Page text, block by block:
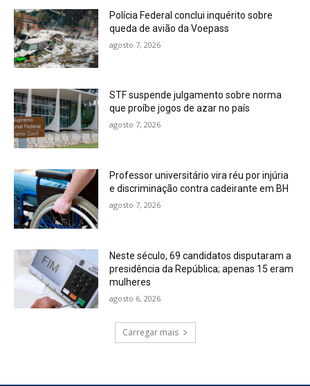
Polícia Federal conclui inquérito sobre
queda de avião da Voepass
agosto 7, 2026
STF suspende julgamento sobre norma
que proíbe jogos de azar no país
agosto 7, 2026
Professor universitário vira réu por injúria
e discriminação contra cadeirante em BH
agosto 7, 2026
Neste século, 69 candidatos disputaram a
presidência da República; apenas 15 eram
mulheres
agosto 6, 2026
Carregar mais